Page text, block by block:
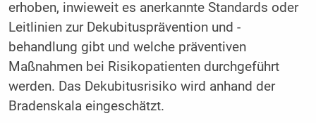
erhoben, inwieweit es anerkannte Standards oder
Leitlinien zur Dekubitusprävention und -
behandlung gibt und welche präventiven
Maßnahmen bei Risikopatienten durchgeführt
werden. Das Dekubitusrisiko wird anhand der
Bradenskala eingeschätzt.